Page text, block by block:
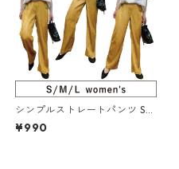
シンプルストレートパンツ SM
L（217-032-5）
¥990